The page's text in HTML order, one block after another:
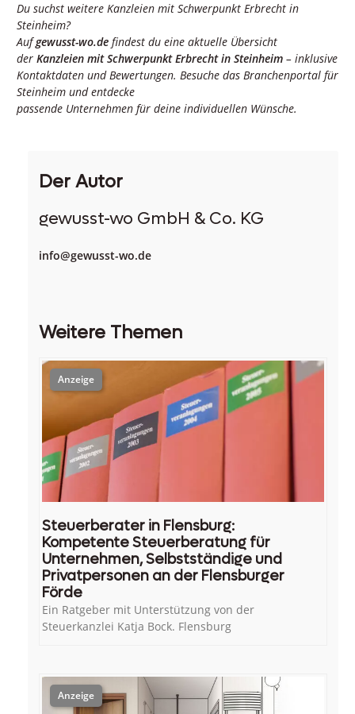
Du suchst weitere Kanzleien mit Schwerpunkt Erbrecht in
Steinheim?
Aufgewusst-wo.de findest du eine aktuelle Übersicht
der Kanzleien mit Schwerpunkt Erbrecht in Steinheim – inklusive
Kontaktdaten und Bewertungen. Besuche das Branchenportal für
Steinheim und entdecke
passende Unternehmen für deine individuellen Wünsche.
Der Autor
gewusst-wo GmbH & Co. KG
info@gewusst-wo.de
Weitere Themen
Steuerberater in Flensburg:
Kompetente Steuerberatung für
Unternehmen, Selbstständige und
Privatpersonen an der Flensburger
Förde
Ein Ratgeber mit Unterstützung von der
Steuerkanzlei Katja Bock. Flensburg